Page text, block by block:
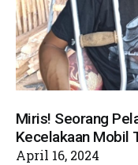
Miris! Seorang
Kecelakaan Mobil
April 16, 2024